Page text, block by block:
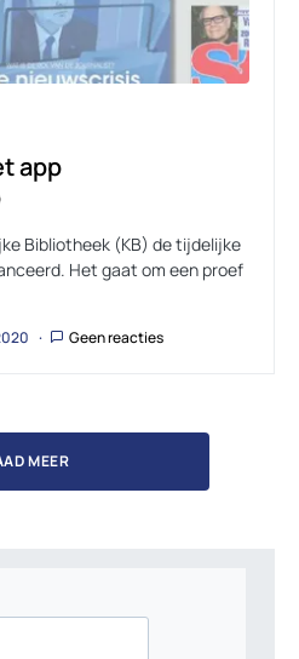
app
Bibliotheek (KB) de tijdelijke
Het gaat om een proef
Geen reacties
MEER